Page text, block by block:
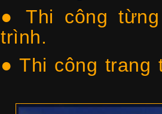
● Thi công
trình.
● Thi công trang